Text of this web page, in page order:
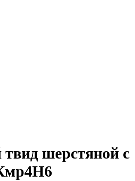
шерстяной с